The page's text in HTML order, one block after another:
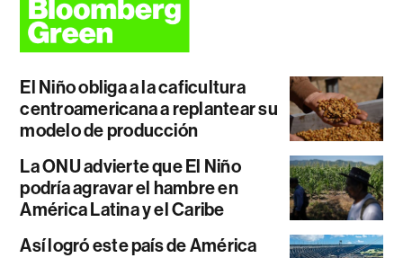
El Niño obliga a la caficultura
centroamericana a replantear su
modelo de producción
La ONU advierte que El Niño
podría agravar el hambre en
América Latina y el Caribe
Así logró este país de América